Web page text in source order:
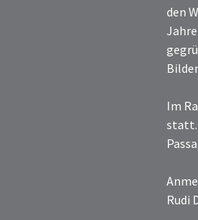
den
Im
statt.
Rudi